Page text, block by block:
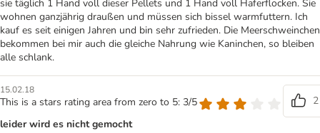
sie täglich 1 Hand voll dieser Pellets und 1 Hand voll Haferflocken. Sie
wohnen ganzjährig draußen und müssen sich bissel warmfuttern. Ich
kauf es seit einigen Jahren und bin sehr zufrieden. Die Meerschweinchen
bekommen bei mir auch die gleiche Nahrung wie Kaninchen, so bleiben
alle schlank.
15.02.18
This is a stars rating area from zero to 5: 3/5
2
leider wird es nicht gemocht